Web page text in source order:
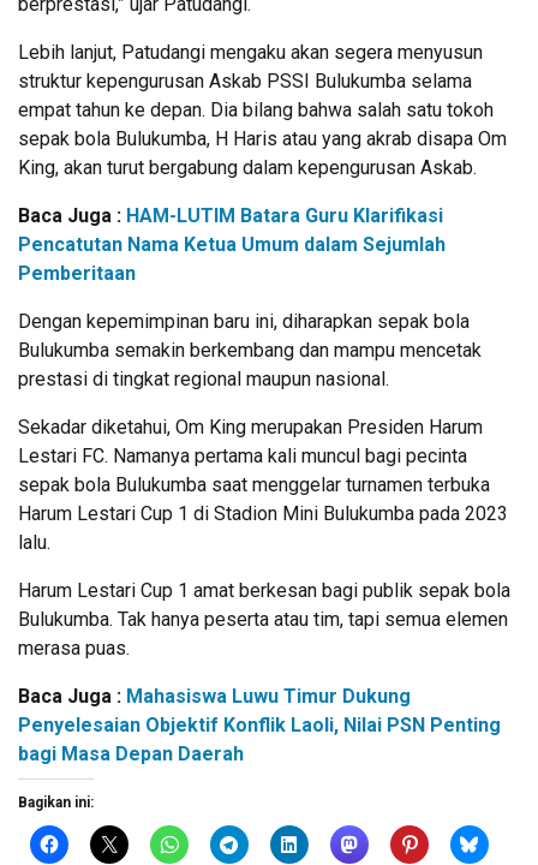
Lebih lanjut, Patudangi mengaku akan segera menyusun
struktur kepengurusan Askab PSSI Bulukumba selama
empat tahun ke depan. Dia bilang bahwa salah satu tokoh
sepak bola Bulukumba, H Haris atau yang akrab disapa Om
King, akan turut bergabung dalam kepengurusan Askab.
Baca Juga : HAM-LUTIM Batara Guru Klarifikasi
Pencatutan Nama Ketua Umum dalam Sejumlah
Pemberitaan
Dengan kepemimpinan baru ini, diharapkan sepak bola
Bulukumba semakin berkembang dan mampu mencetak
prestasi di tingkat regional maupun nasional.
Sekadar diketahui, Om King merupakan Presiden Harum
Lestari FC. Namanya pertama kali muncul bagi pecinta
sepak bola Bulukumba saat menggelar turnamen terbuka
Harum Lestari Cup 1 di Stadion Mini Bulukumba pada 2023
lalu.
Harum Lestari Cup 1 amat berkesan bagi publik sepak bola
Bulukumba. Tak hanya peserta atau tim, tapi semua elemen
merasa puas.
Baca Juga : Mahasiswa Luwu Timur Dukung
Penyelesaian Objektif Konflik Laoli, Nilai PSN Penting
bagi Masa Depan Daerah
Bagikan ini: